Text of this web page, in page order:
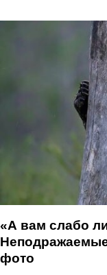
«А вам слабо
фото